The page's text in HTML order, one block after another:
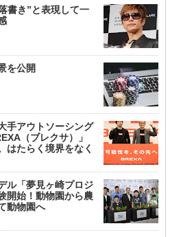
書き”と表現して一
を公開
手アウトソーシング
（ブレクサ）」
はたらく境界をなく
ル「夢見ヶ崎プロジ
開始！動物園から農
動物園へ